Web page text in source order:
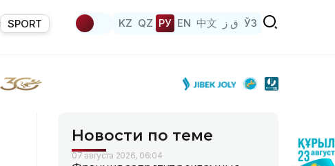
SPORT KZ QZ РУ EN 中文 ق ز ЎЗ
Новости по теме
07 августа 2026, 06:04